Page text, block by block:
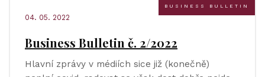
BUSINESS BULLETIN
04. 05. 2022
Business Bulletin č. 2/2022
Hlavní zprávy v médiích sice již (konečně)